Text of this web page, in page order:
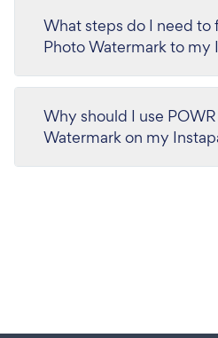
What steps do I need to
Photo Watermark to my
Why should I use
Watermark on my